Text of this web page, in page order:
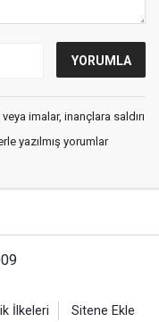
imalar, inançlara saldırı
yazılmış yorumlar
İlkeleri Sitene Ekle